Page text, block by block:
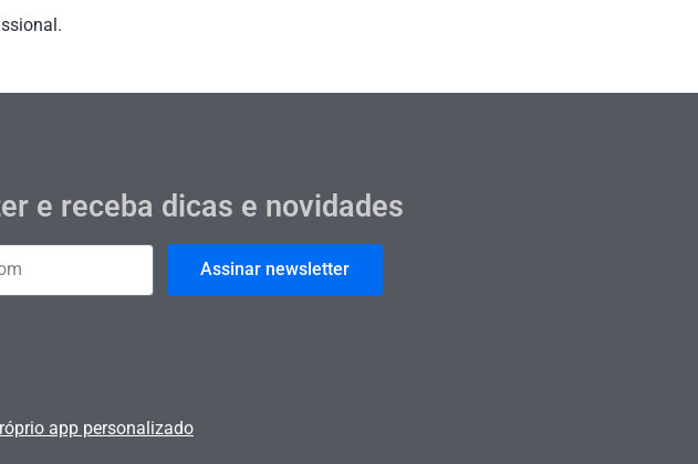
e receba dicas e novidades
Assinar newsletter
app personalizado